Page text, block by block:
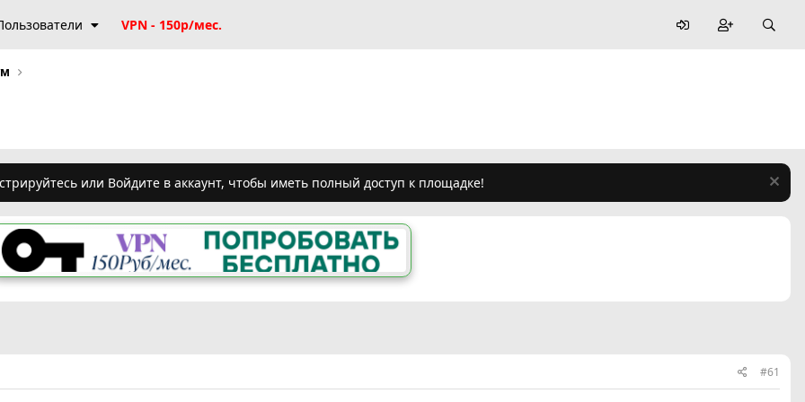
VPN - 150р/мес.
или Войдите в аккаунт, чтобы иметь полный доступ к площадке!
#61